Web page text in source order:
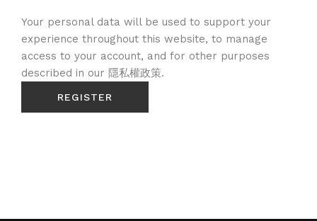
Your personal data will be used to support your
experience throughout this website, to manage
access to your account, and for other purposes
described in our 隱私權政策.
REGISTER